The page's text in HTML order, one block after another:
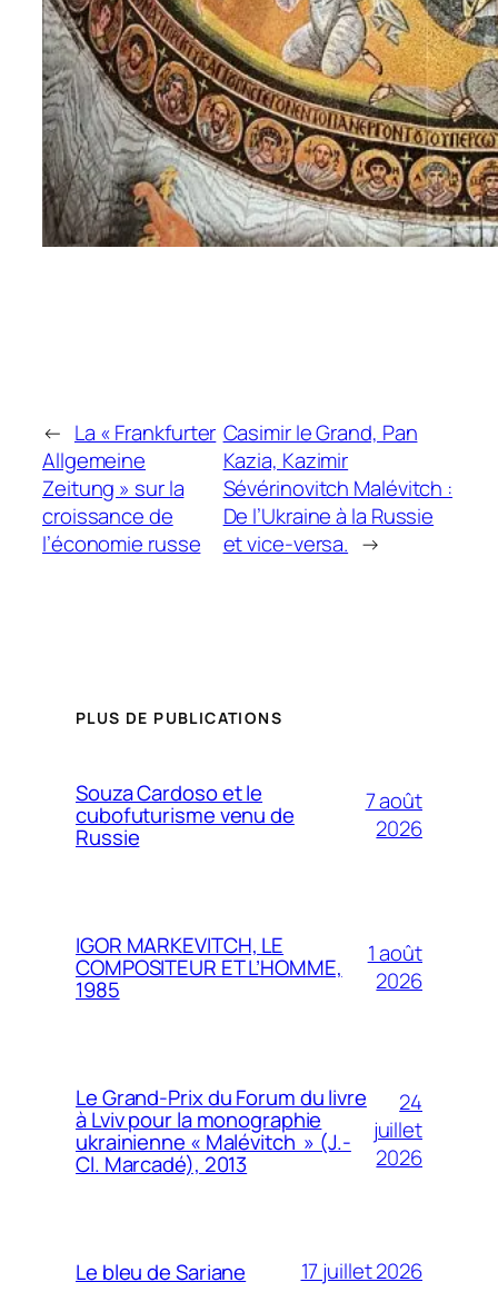
← La « Frankfurter
Allgemeine
Zeitung » sur la
croissance de
l’économie russe
Casimir le Grand, Pan
Kazia, Kazimir
Sévérinovitch Malévitch :
De l’Ukraine à la Russie
et vice-versa. →
PLUS DE PUBLICATIONS
Souza Cardoso et le
cubofuturisme venu de
Russie
7 août
2026
IGOR MARKEVITCH, LE
COMPOSITEUR ET L’HOMME,
1985
1 août
2026
Le Grand-Prix du Forum du livre
à Lviv pour la monographie
ukrainienne « Malévitch » (J.-
Cl. Marcadé), 2013
24
juillet
2026
Le bleu de Sariane 17 juillet 2026